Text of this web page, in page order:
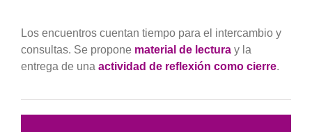
Los encuentros cuentan tiempo para el intercambio y
consultas. Se propone material de lectura y la
entrega de una actividad de reflexión como cierre.